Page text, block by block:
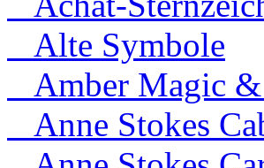
Alte Symbole
Amber Magic
Anne Stokes